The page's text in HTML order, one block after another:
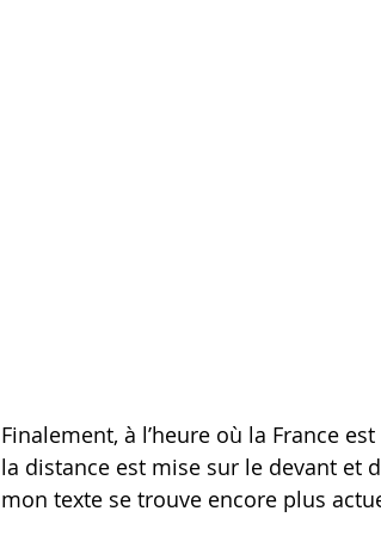
Finalement, à l’heure où la France
la distance est mise sur le devant et
mon texte se trouve encore plus